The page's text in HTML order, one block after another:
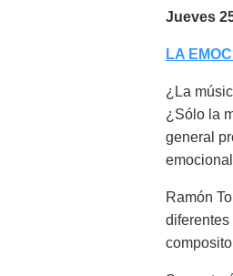
Jueves
LA
¿La
¿Sólo la
general
Ramón
diferentes